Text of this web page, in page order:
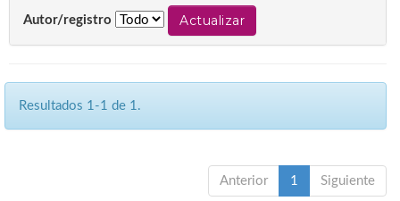
Autor/registro
Resultados 1-1 de 1.
Anterior 1 Siguiente